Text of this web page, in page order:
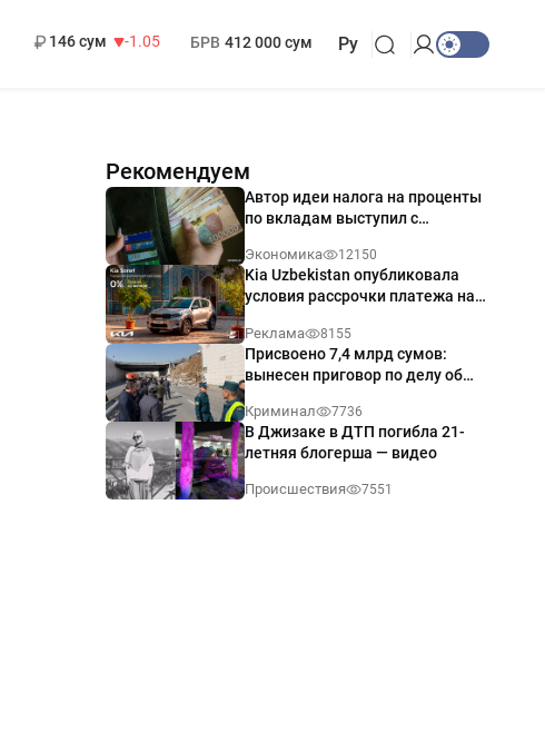
146 сум
-1.05
БРВ 412 000 сум Ру
Рекомендуем
Автор идеи налога на проценты
по вкладам выступил с
Экономика 12150
Kia Uzbekistan опубликовала
условия рассрочки платежа на
годовых
Реклама 8155
Присвоено 7,4 млрд сумов:
вынесен приговор по делу об
Ташкенте
Криминал 7736
В Джизаке в ДТП погибла 21-
летняя блогерша — видео
Происшествия 7551